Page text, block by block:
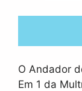
O Andador
Em 1 da